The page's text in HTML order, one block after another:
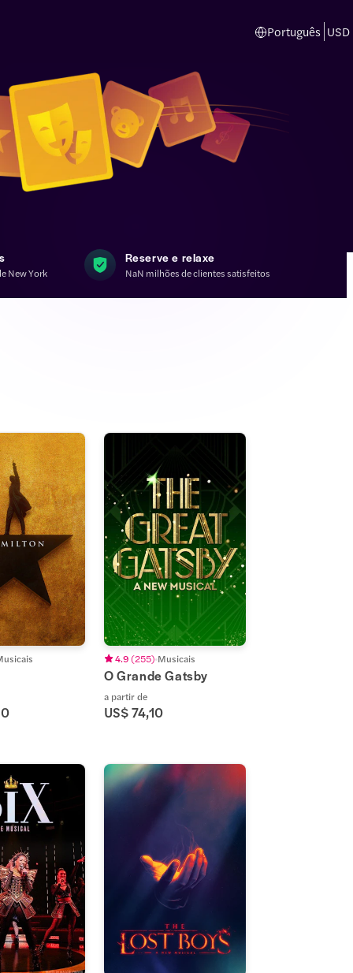
Português USD
New York
Reserve e relaxe
NaN milhões de clientes satisfeitos
4.9(255) Musicais
O Grande Gatsby
a partir de
US$ 74,10